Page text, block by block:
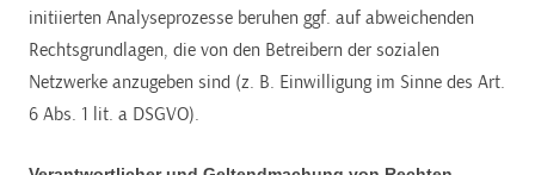
initiierten Analyseprozesse beruhen ggf. auf abweichenden
Rechtsgrundlagen, die von den Betreibern der sozialen
Netzwerke anzugeben sind (z. B. Einwilligung im Sinne des Art.
6 Abs. 1 lit. a DSGVO).